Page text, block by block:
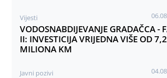
Vijesti
VODOSNABDIJEVANJE GRADAČCA -
II: INVESTICIJA VRIJEDNA VIŠE OD 7,2
MILIONA KM
Javni pozivi